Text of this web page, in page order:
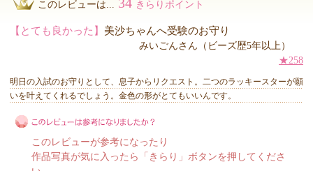
このレビューは... 34 きらりポイント
【とても良かった】 美沙ちゃんへ受験のお守り
みいごんさん（ビーズ歴5年以上）
★258
明日の入試のお守りとして、息子からリクエスト。二つのラッキースターが願
いを叶えてくれるでしょう。金色の形がとてもいいんです。
このレビューが参考になったり
作品写真が気に入ったら「きらり」ボタンを押してくださ